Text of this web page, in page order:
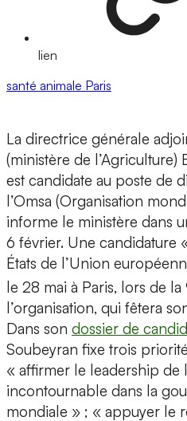
lien
santé animale Paris
La directrice générale
(ministère de l’Agriculture)
est candidate au poste de
l’Omsa (Organisation
informe le ministère dans
6 février. Une candidature
États de l’Union
le 28 mai à Paris, lors de la
l’organisation, qui fêtera
Dans son dossier de
Soubeyran fixe trois
« affirmer le leadership de
incontournable dans la
mondiale » ; « appuyer le